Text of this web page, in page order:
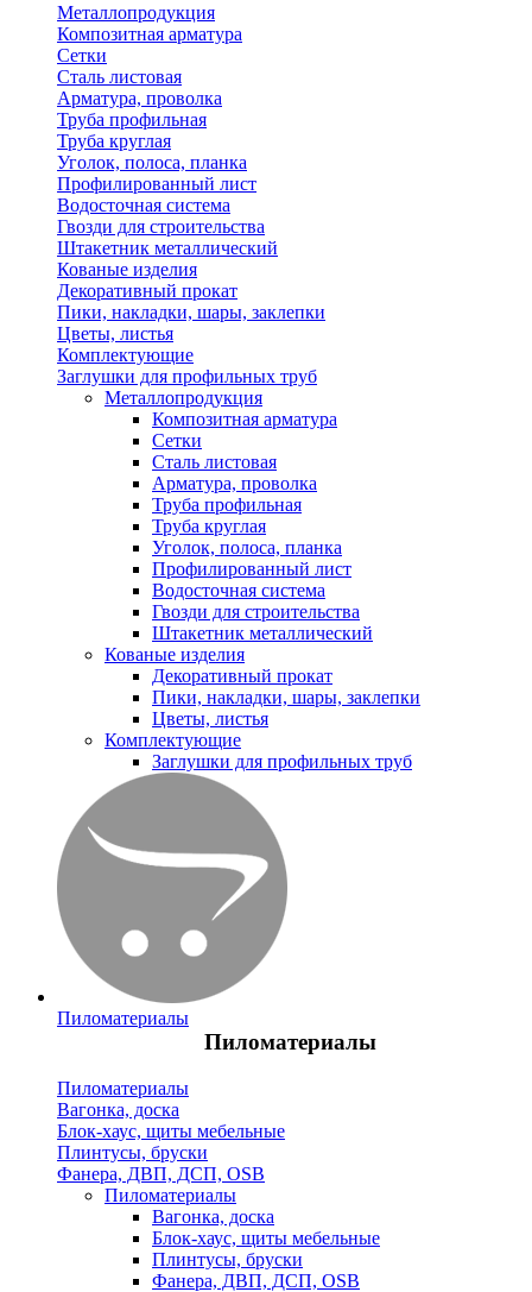
Металлопродукция
Композитная арматура
Сетки
Сталь листовая
Арматура, проволка
Труба профильная
Труба круглая
Уголок, полоса, планка
Профилированный лист
Водосточная система
Гвозди для строительства
Штакетник металлический
Кованые изделия
Декоративный прокат
Пики, накладки, шары, заклепки
Цветы, листья
Комплектующие
Заглушки для профильных труб
Металлопродукция
Композитная арматура
Сетки
Сталь листовая
Арматура, проволка
Труба профильная
Труба круглая
Уголок, полоса, планка
Профилированный лист
Водосточная система
Гвозди для строительства
Штакетник металлический
Кованые изделия
Декоративный прокат
Пики, накладки, шары, заклепки
Цветы, листья
Комплектующие
Заглушки для профильных труб
Пиломатериалы
Пиломатериалы
Пиломатериалы
Вагонка, доска
Блок-хаус, щиты мебельные
Плинтусы, бруски
Фанера, ДВП, ДСП, OSB
Пиломатериалы
Вагонка, доска
Блок-хаус, щиты мебельные
Плинтусы, бруски
Фанера, ДВП, ДСП, OSB